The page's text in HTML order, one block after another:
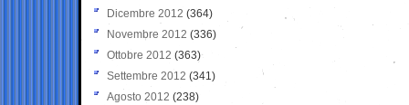
Dicembre 2012 (364)
Novembre 2012 (336)
Ottobre 2012 (363)
Settembre 2012 (341)
Agosto 2012 (238)